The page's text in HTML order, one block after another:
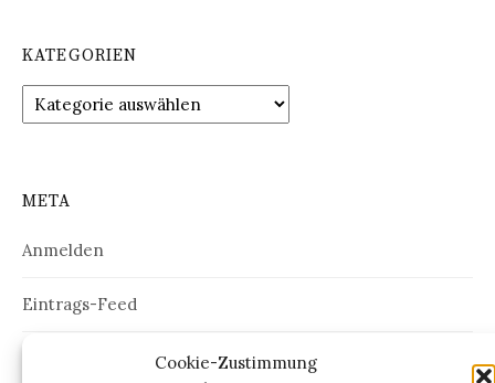
Cookie-Zustimmung
KATEGORIEN
Kategorien
META
Anmelden
Eintrags-Feed
Kommentar-Feed